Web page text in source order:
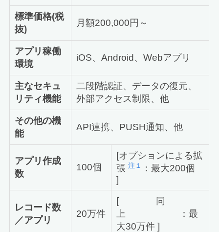
標準価格(税
抜)
月額200,000円～
アプリ稼働
環境
iOS、Android、Webアプリ
主なセキュ
リティ機能
二段階認証、データの復元、
外部アクセス制限、他
その他の機
能
API連携、PUSH通知、他
アプリ作成
数
100個
[オプションによる拡
張 注１
：最大200個
]
レコード数
／アプリ
20万件
[ 同
上 ：最
大30万件 ]